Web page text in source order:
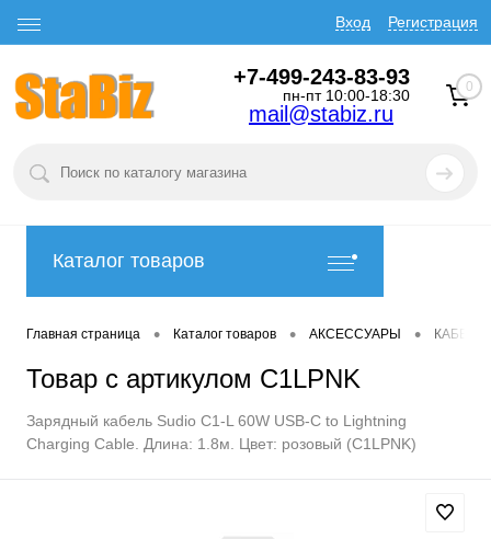
Вход Регистрация
+7-499-243-83-93
пн-пт 10:00-18:30
mail@stabiz.ru
0
Каталог товаров
Главная страница • Каталог товаров • АКСЕССУАРЫ •
Товар с артикулом C1LPNK
Зарядный кабель Sudio C1-L 60W USB-C to Lightning
Charging Cable. Длина: 1.8м. Цвет: розовый (C1LPNK)